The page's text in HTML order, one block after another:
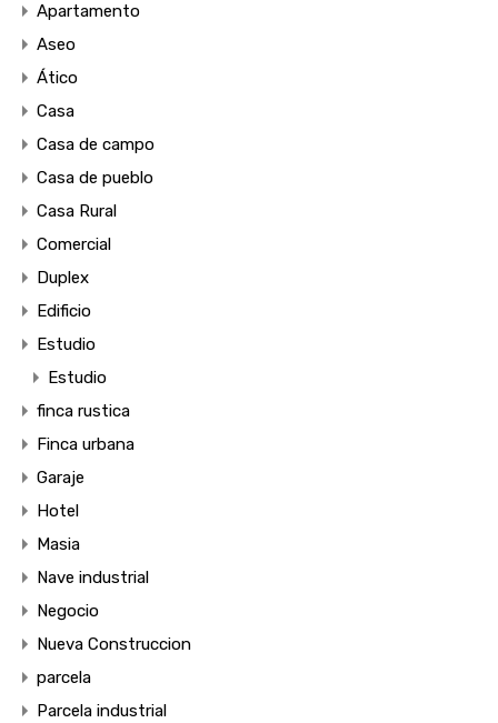
Apartamento
Aseo
Ático
Casa
Casa de campo
Casa de pueblo
Casa Rural
Comercial
Duplex
Edificio
Estudio
Estudio
finca rustica
Finca urbana
Garaje
Hotel
Masia
Nave industrial
Negocio
Nueva Construccion
parcela
Parcela industrial